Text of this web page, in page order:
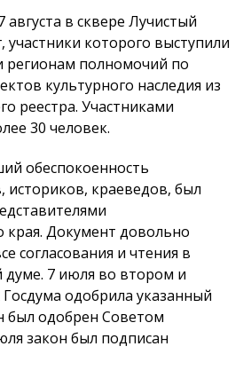
августа в сквере Лучистый
участники которого выступили
регионам полномочий по
культурного наследия из
реестра. Участниками
30 человек.
обеспокоенность
историков, краеведов, был
края. Документ довольно
согласования и чтения в
думе. 7 июля во втором и
одобрила указанный
был одобрен Советом
закон был подписан